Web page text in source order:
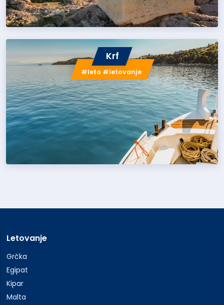
Krf
#leto #letovanje
Letovanje
Grčka
Egipat
Kipar
Malta